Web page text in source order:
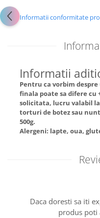
Informatii conformitate
Informatii
Pentru ca vorbim
finala poate sa difere cu
solicitata, lucru valabil
torturi de botez sau
500g.
Alergeni: lapte, oua,
Daca doresti sa iti
produs poti